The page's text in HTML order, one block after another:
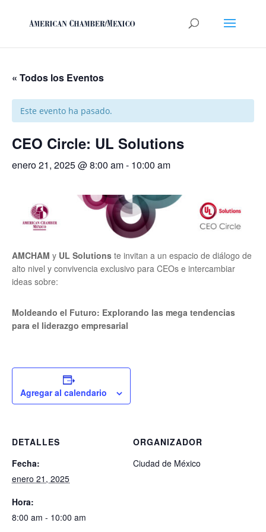
« Todos los Eventos
Este evento ha pasado.
CEO Circle: UL Solutions
enero 21, 2025 @ 8:00 am- 10:00 am
AMCHAM y UL Solutions te invitan a un espacio de diálogo de
alto nivel y convivencia exclusivo para CEOs e intercambiar
ideas sobre:
Moldeando el Futuro: Explorando las mega tendencias
para el liderazgo empresarial
Agregar al calendario
DETALLES
Fecha:
enero 21, 2025
Hora:
8:00 am - 10:00 am
ORGANIZADOR
Ciudad de México